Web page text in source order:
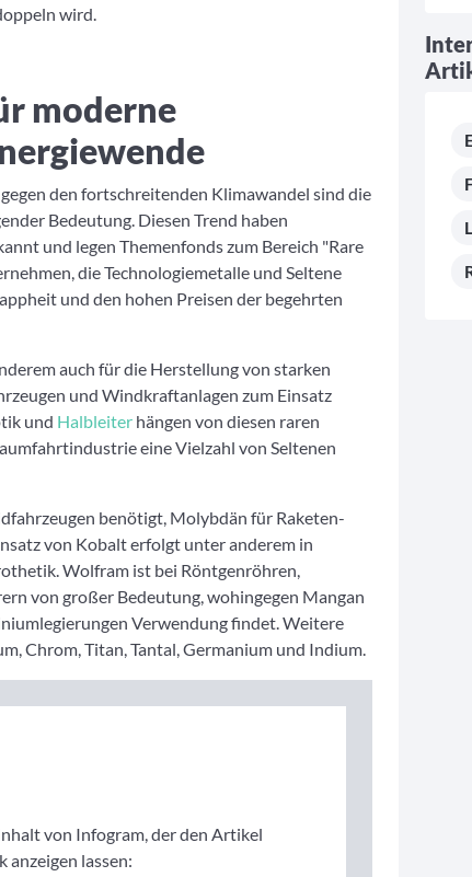
wird.
moderne
den fortschreitenden Klimawandel sind die
Bedeutung. Diesen Trend haben
und legen Themenfonds zum Bereich "Rare
die Technologiemetalle und Seltene
und den hohen Preisen der begehrten
auch für die Herstellung von starken
und Windkraftanlagen zum Einsatz
und Halbleiter hängen von diesen raren
eine Vielzahl von Seltenen
benötigt, Molybdän für Raketen-
von Kobalt erfolgt unter anderem in
Wolfram ist bei Röntgenröhren,
von großer Bedeutung, wohingegen Mangan
Verwendung findet. Weitere
Chrom, Titan, Tantal, Germanium und Indium.
von Infogram, der den Artikel
anzeigen lassen: